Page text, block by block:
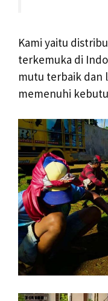
Kami yaitu
terkemuka di
mutu terbaik dan
memenuhi